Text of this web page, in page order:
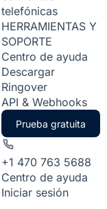
telefónicas
HERRAMIENTAS Y
SOPORTE
Centro de ayuda
Descargar
Ringover
API & Webhooks
Prueba gratuita
+1 470 763 5688
Centro de ayuda
Iniciar sesión